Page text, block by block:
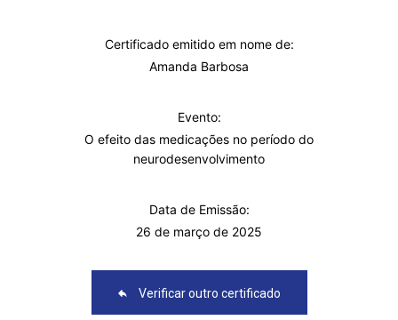
Certificado emitido em nome de:
Amanda Barbosa
Evento:
O efeito das medicações no período do
neurodesenvolvimento
Data de Emissão:
26 de março de 2025
Verificar outro certificado